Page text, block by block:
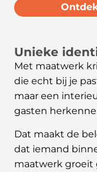
Unieke
Met maatwerk
die echt bij je
maar een
gasten
Dat maakt de
dat iemand
maatwerk groeit